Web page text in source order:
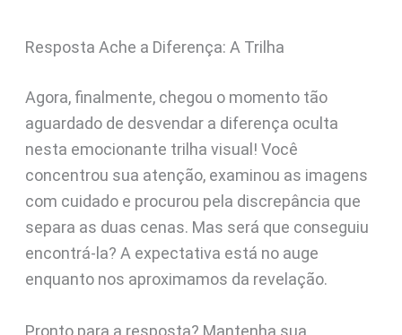
Resposta Ache a Diferença: A Trilha
Agora, finalmente, chegou o momento tão
aguardado de desvendar a diferença oculta
nesta emocionante trilha visual! Você
concentrou sua atenção, examinou as imagens
com cuidado e procurou pela discrepância que
separa as duas cenas. Mas será que conseguiu
encontrá-la? A expectativa está no auge
enquanto nos aproximamos da revelação.
Pronto para a resposta? Mantenha sua